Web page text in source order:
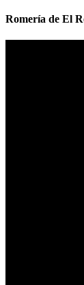
Romería de El